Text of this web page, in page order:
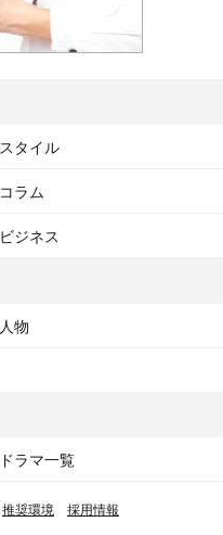
スタイル
コラム
ビジネス
人物
ドラマ一覧
推奨環境 採用情報